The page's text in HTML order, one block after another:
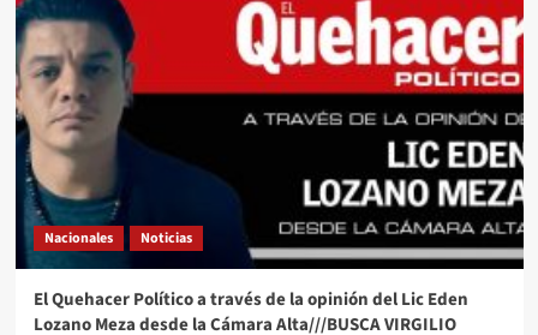
Nacionales Noticias
El Quehacer Político a través de la opinión del Lic Eden
Lozano Meza desde la Cámara Alta///BUSCA VIRGILIO